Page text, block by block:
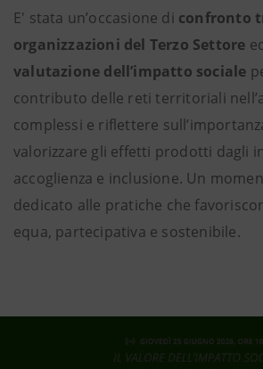
E' stata un’occasione di confronto
organizzazioni del Terzo Settore
valutazione dell’impatto sociale
contributo delle reti territoriali
complessi e riflettere
valorizzare gli effetti prodotti dagli
accoglienza e inclusione. Un
dedicato alle pratiche che
equa, partecipativa e sostenibile.